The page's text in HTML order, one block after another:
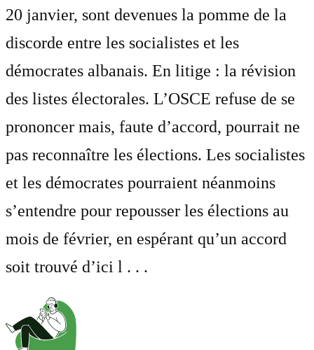
20 janvier, sont devenues la pomme de la
discorde entre les socialistes et les
démocrates albanais. En litige : la révision
des listes électorales. L’OSCE refuse de se
prononcer mais, faute d’accord, pourrait ne
pas reconnaître les élections. Les socialistes
et les démocrates pourraient néanmoins
s’entendre pour repousser les élections au
mois de février, en espérant qu’un accord
soit trouvé d’ici l . . .